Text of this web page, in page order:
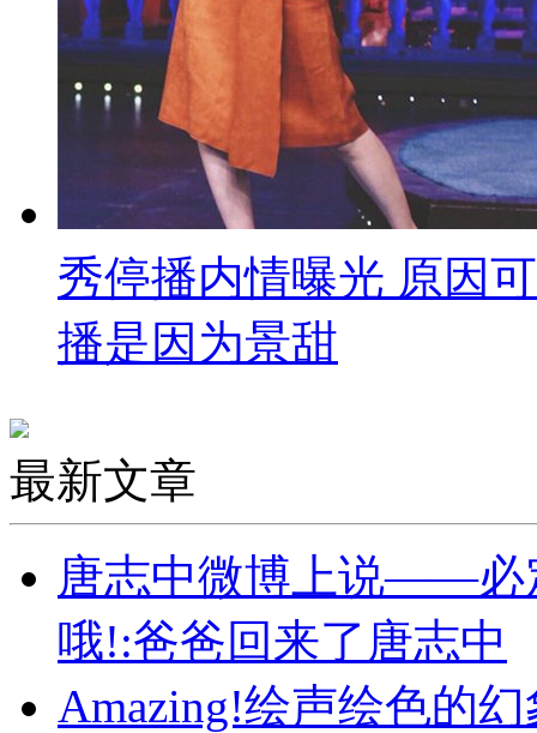
秀停播内情曝光 原因
播是因为景甜
最新文章
唐志中微博上说——必
哦!:爸爸回来了唐志中
Amazing!绘声绘色的